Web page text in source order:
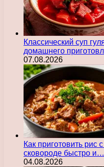
Классический суп
домашнего
07.08.2026
Как приготовить рис
сковороде быстро и…
04.08.2026